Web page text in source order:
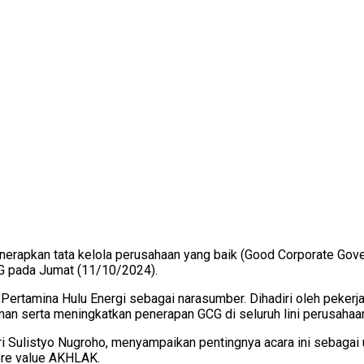
tata kelola perusahaan yang baik (Good Corporate
pada Jumat (11/10/2024).
Hulu Energi sebagai narasumber. Dihadiri oleh
serta meningkatkan penerapan GCG di seluruh lini
Nugroho, menyampaikan pentingnya acara ini
value AKHLAK.